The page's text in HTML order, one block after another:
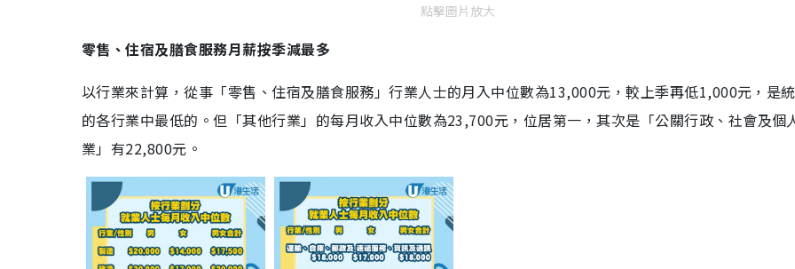
點擊圖片放大
零售、住宿及膳食服務月薪按季減最多
以行業來計算，從事「零售、住宿及膳食服務」行業人士的月入中位數為13,000元，較上季再低1,000元，是
的各行業中最低的。但「其他行業」的每月收入中位數為23,700元，位居第一，其次是「公關行政、社會及個
業」有22,800元。